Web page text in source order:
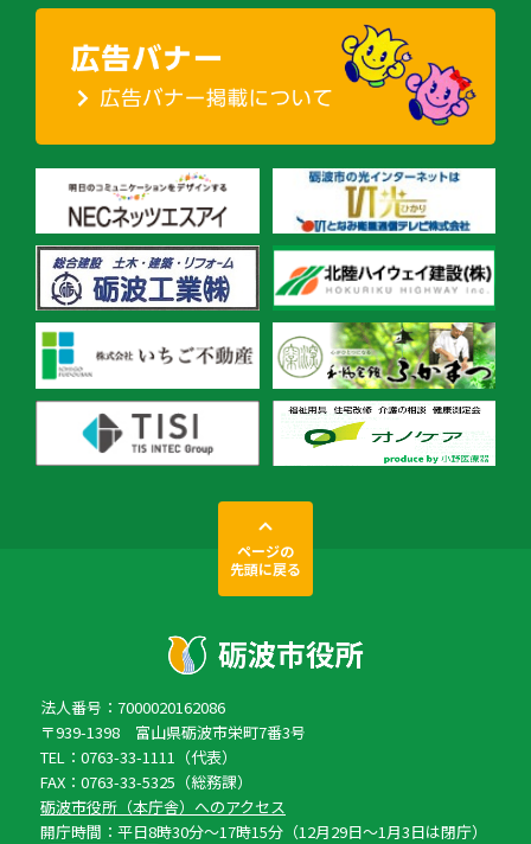
ページの
先頭に戻る
法人番号：7000020162086
〒939-1398 富山県砺波市栄町7番3号
TEL：0763-33-1111（代表）
FAX：0763-33-5325（総務課）
砺波市役所（本庁舎）へのアクセス
開庁時間：平日8時30分〜17時15分（12月29日〜1月3日は閉庁）